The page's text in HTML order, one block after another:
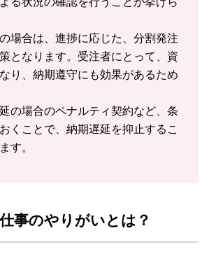
場合は、進捗に応じた、分割発注
となります。受注者にとって、資
り、納期遵守にも効果があるため
の場合のペナルティ契約など、条
くことで、納期遅延を抑止するこ
す。
事のやりがいとは？